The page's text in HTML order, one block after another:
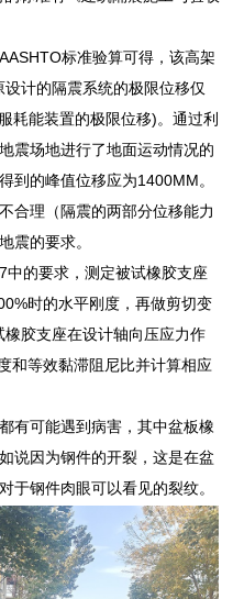
标准验算可得，该高架
计的隔震系统的极限位移仅
能装置的极限位移)。通过利
震场地进行了地面运动情况的
到的峰值位移应为1400MM。
合理（隔震的两部分位移能力
震的要求。
中的要求，测定被试橡胶支座
时的水平刚度，再做剪切变
胶支座在设计轴向压应力作
和等效黏滞阻尼比并计算相应
有可能遇到病害，其中盆板橡
说因为钢件的开裂，这是在盆
于钢件肉眼可以看见的裂纹。